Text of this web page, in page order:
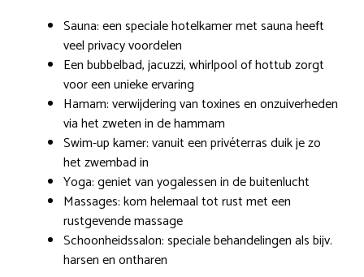
Sauna: een speciale hotelkamer met sauna heeft
veel privacy voordelen
Een bubbelbad, jacuzzi, whirlpool of hottub zorgt
voor een unieke ervaring
Hamam: verwijdering van toxines en onzuiverheden
via het zweten in de hammam
Swim-up kamer: vanuit een privéterras duik je zo
het zwembad in
Yoga: geniet van yogalessen in de buitenlucht
Massages: kom helemaal tot rust met een
rustgevende massage
Schoonheidssalon: speciale behandelingen als bijv.
harsen en ontharen